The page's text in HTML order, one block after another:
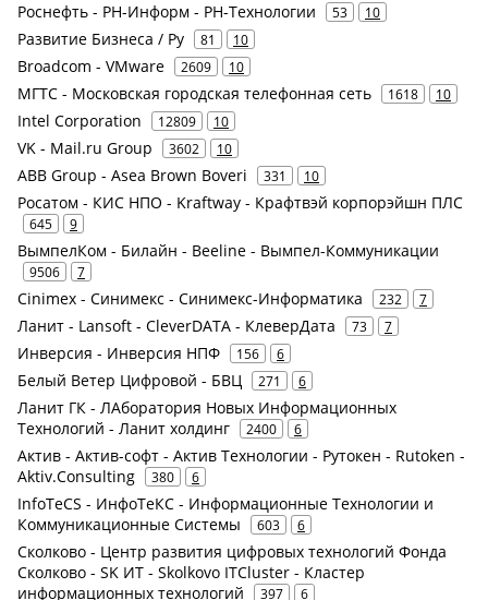
Роснефть - РН-Информ - РН-Технологии 53 10
Развитие Бизнеса / Ру 81 10
Broadcom - VMware 2609 10
МГТС - Московская городская телефонная сеть 1618 10
Intel Corporation 12809 10
VK - Mail.ru Group 3602 10
ABB Group - Asea Brown Boveri 331 10
Росатом - КИС НПО - Kraftway - Крафтвэй корпорэйшн ПЛС
645 9
ВымпелКом - Билайн - Beeline - Вымпел-Коммуникации
9506 7
Cinimex - Синимекс - Синимекс-Информатика 232 7
Ланит - Lansoft - CleverDATA - КлеверДата 73 7
Инверсия - Инверсия НПФ 156 6
Белый Ветер Цифровой - БВЦ 271 6
Ланит ГК - ЛАборатория Новых Информационных
Технологий - Ланит холдинг
2400 6
Актив - Актив-софт - Актив Технологии - Рутокен - Rutoken -
Aktiv.Consulting
380 6
InfoTeCS - ИнфоТеКС - Информационные Технологии и
Коммуникационные Системы
603 6
Сколково - Центр развития цифровых технологий Фонда
Сколково - SK ИТ - Skolkovo ITCluster - Кластер
информационных технологий
397 6